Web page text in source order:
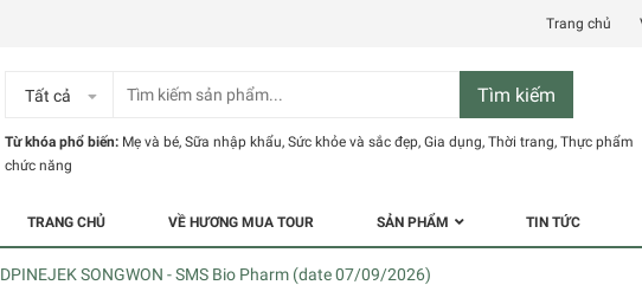
Trang chủ
Tất cả Tìm kiếm
Từ khóa phổ biến: Mẹ và bé, Sữa nhập khẩu, Sức khỏe và sắc đẹp, Gia dụng, Thời trang, Thực phẩm
chức năng
TRANG CHỦ VỀ HƯƠNG MUA TOUR SẢN PHẨM TIN TỨC
SONGWON - SMS Bio Pharm (date 07/09/2026)